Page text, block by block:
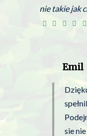
nie takie jak
Emil
sie